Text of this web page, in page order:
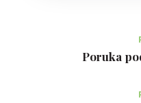
Poruka